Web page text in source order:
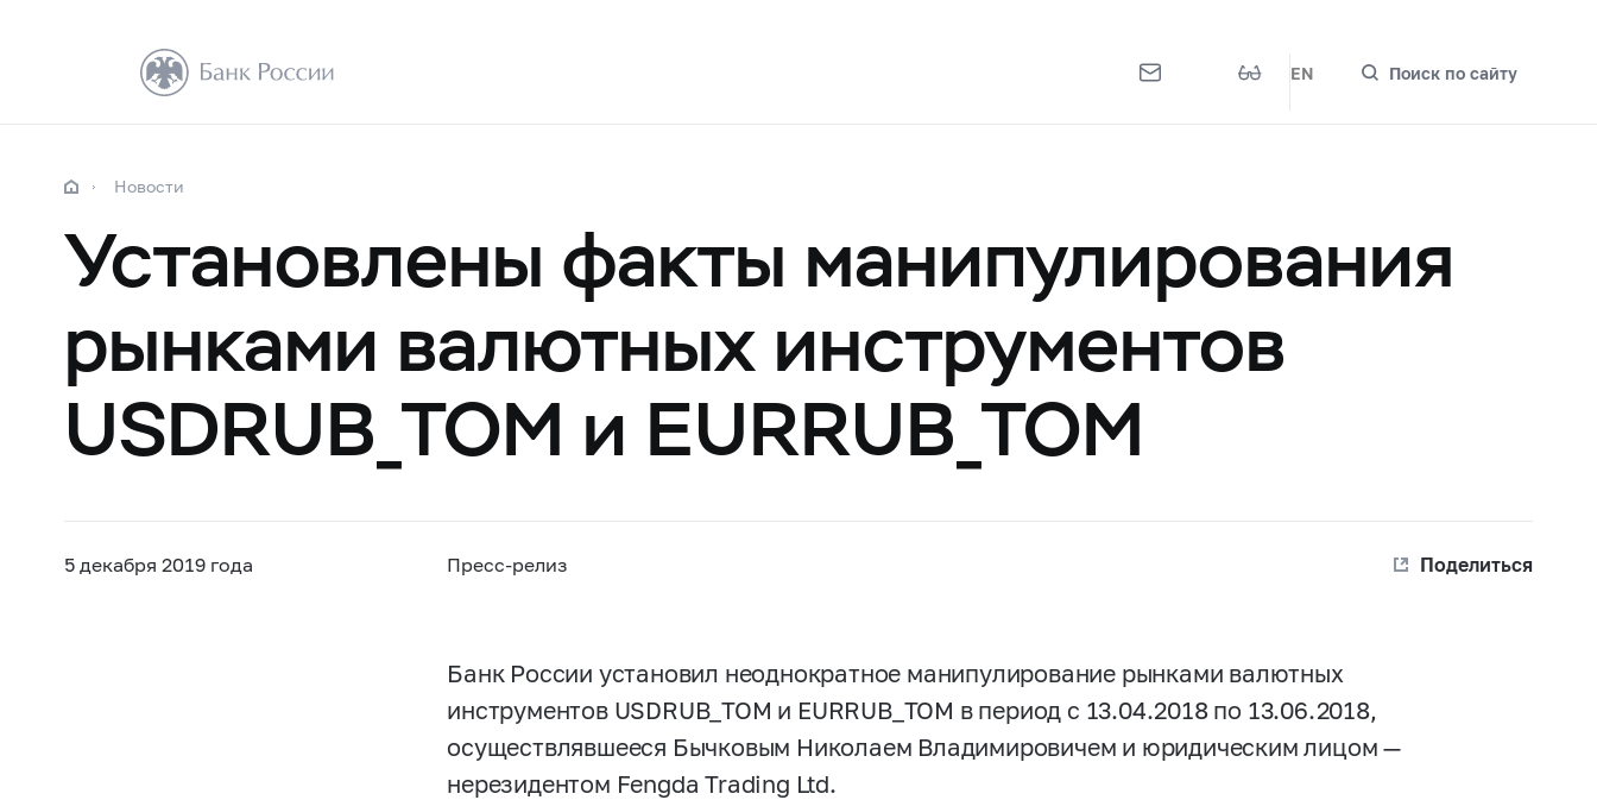
EN Поиск по сайту
Новости
Установлены факты манипулирования
рынками валютных инструментов
USDRUB_TOM и EURRUB_TOM
5 декабря 2019 года Пресс-релиз Поделиться
Банк России установил неоднократное манипулирование рынками валютных
инструментов USDRUB_TOM и EURRUB_TOM в период с 13.04.2018 по 13.06.2018,
осуществлявшееся Бычковым Николаем Владимировичем и юридическим лицом —
нерезидентом Fengda Trading Ltd.